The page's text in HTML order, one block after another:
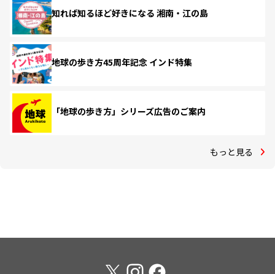
知れば知るほど好きになる 湘南・江の島
地球の歩き方45周年記念 インド特集
「地球の歩き方」シリーズ広告のご案内
もっと見る